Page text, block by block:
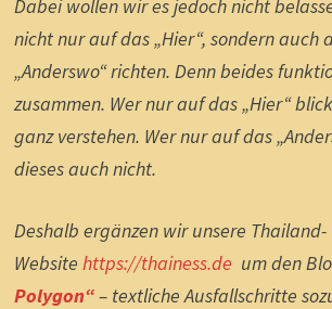
Dabei wollen wir es jedoch nicht
nicht nur auf das „Hier“, sondern auch
„Anderswo“ richten. Denn beides
zusammen. Wer nur auf das „Hier“
ganz verstehen. Wer nur auf das
dieses auch nicht.
Deshalb ergänzen wir unsere Thailand-
Website https://thainess.de um den
Polygon“– textliche Ausfallschritte